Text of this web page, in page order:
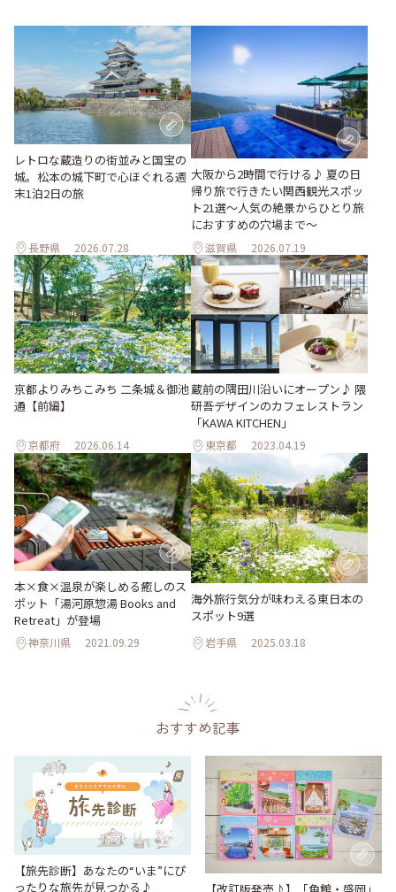
レトロな蔵造りの街並みと国宝の
城。松本の城下町で心ほぐれる週
末1泊2日の旅
長野県 2026.07.28
大阪から2時間で行ける♪ 夏の日
帰り旅で行きたい関西観光スポッ
ト21選～人気の絶景からひとり旅
におすすめの穴場まで～
滋賀県 2026.07.19
京都よりみちこみち 二条城＆御池
通【前編】
京都府 2026.06.14
蔵前の隅田川沿いにオープン♪ 隈
研吾デザインのカフェレストラン
「KAWA KITCHEN」
東京都 2023.04.19
本×食×温泉が楽しめる癒しのス
ポット「湯河原惣湯 Books and
Retreat」が登場
神奈川県 2021.09.29
海外旅行気分が味わえる東日本の
スポット9選
岩手県 2025.03.18
おすすめ記事
【旅先診断】あなたの“いま”にぴ
ったりな旅先が見つかる♪